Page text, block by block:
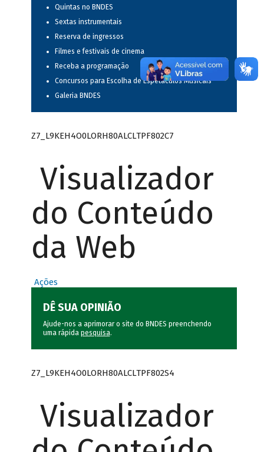
Quintas no BNDES
Sextas instrumentais
Reserva de ingressos
Filmes e festivais de cinema
Receba a programação
Concursos para Escolha de Espetáculos Musicais
Galeria BNDES
Z7_L9KEH4O0LORH80ALCLTPF802C7
Visualizador
do Conteúdo
da Web
Ações
DÊ SUA OPINIÃO
Ajude-nos a aprimorar o site do BNDES preenchendo
uma rápida pesquisa.
Z7_L9KEH4O0LORH80ALCLTPF802S4
Visualizador